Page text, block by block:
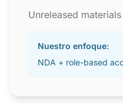
Unreleased
Nuestro enfoque:
NDA + role-based